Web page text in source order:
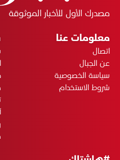
مصدرك الأول للأخبار الموثوقة
معلومات عنا
اتصال
عن الجبال
سياسة الخصوصية
شروط الاستخدام